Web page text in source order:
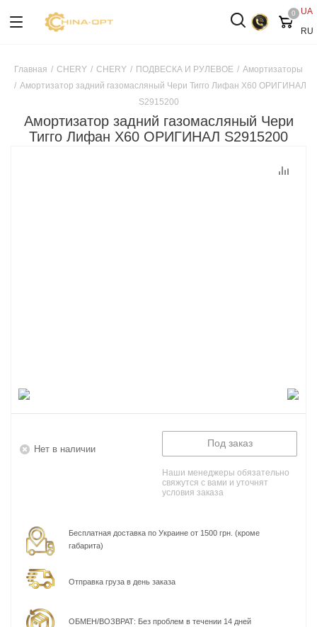
UA
RU
0
Главная / CHERY / CHERY / ПОДВЕСКА И РУЛЕВОЕ / Амортизаторы
/ Амортизатор задний газомасляный Чери Тигго Лифан X60 ОРИГИНАЛ
S2915200
Амортизатор задний газомасляный Чери
Тигго Лифан X60 ОРИГИНАЛ S2915200
Нет в наличии
Под заказ
Наши менеджеры обязательно
свяжутся с вами и уточнят
условия заказа
Бесплатная доставка по Украине от 1500 грн. (кроме
габарита)
Отправка груза в день заказа
ОБМЕН/ВОЗВРАТ: Без проблем в течении 14 дней